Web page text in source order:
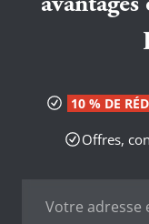
10 % DE
Offres,